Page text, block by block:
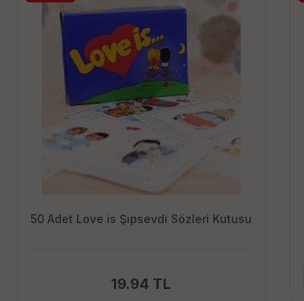
50 Adet Love is Şıpsevdi Sözleri Kutusu
19.94 TL